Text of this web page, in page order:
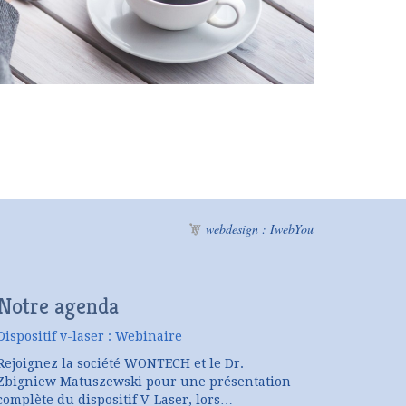
webdesign : IwebYou
agenda
v-laser : Webinaire
la société WONTECH et le Dr.
Matuszewski pour une présentation
du dispositif V-Laser, lors…